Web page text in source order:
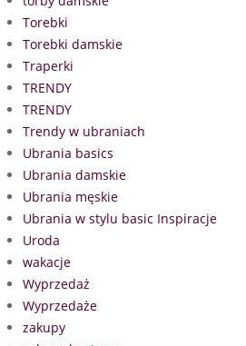
Torebki
Torebki damskie
Traperki
TRENDY
TRENDY
Trendy w ubraniach
Ubrania basics
Ubrania damskie
Ubrania męskie
Ubrania w stylu basic Inspiracje
Uroda
wakacje
Wyprzedaż
Wyprzedaże
zakupy